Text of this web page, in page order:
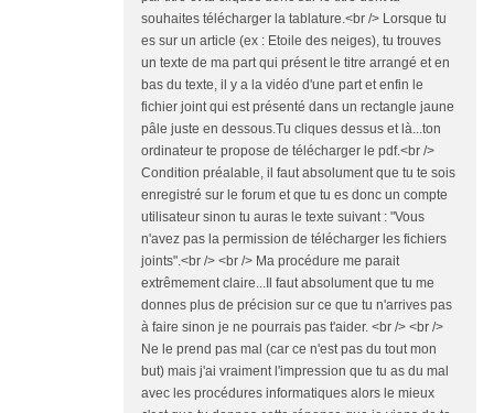
souhaites télécharger la tablature.<br /> Lorsque tu
es sur un article (ex : Etoile des neiges), tu trouves
un texte de ma part qui présent le titre arrangé et en
bas du texte, il y a la vidéo d'une part et enfin le
fichier joint qui est présenté dans un rectangle jaune
pâle juste en dessous.Tu cliques dessus et là...ton
ordinateur te propose de télécharger le pdf.<br />
Condition préalable, il faut absolument que tu te sois
enregistré sur le forum et que tu es donc un compte
utilisateur sinon tu auras le texte suivant : "Vous
n'avez pas la permission de télécharger les fichiers
joints".<br /> <br /> Ma procédure me parait
extrêmement claire...Il faut absolument que tu me
donnes plus de précision sur ce que tu n'arrives pas
à faire sinon je ne pourrais pas t'aider. <br /> <br />
Ne le prend pas mal (car ce n'est pas du tout mon
but) mais j'ai vraiment l'impression que tu as du mal
avec les procédures informatiques alors le mieux